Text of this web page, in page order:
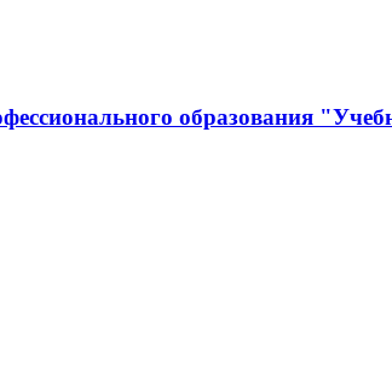
образования